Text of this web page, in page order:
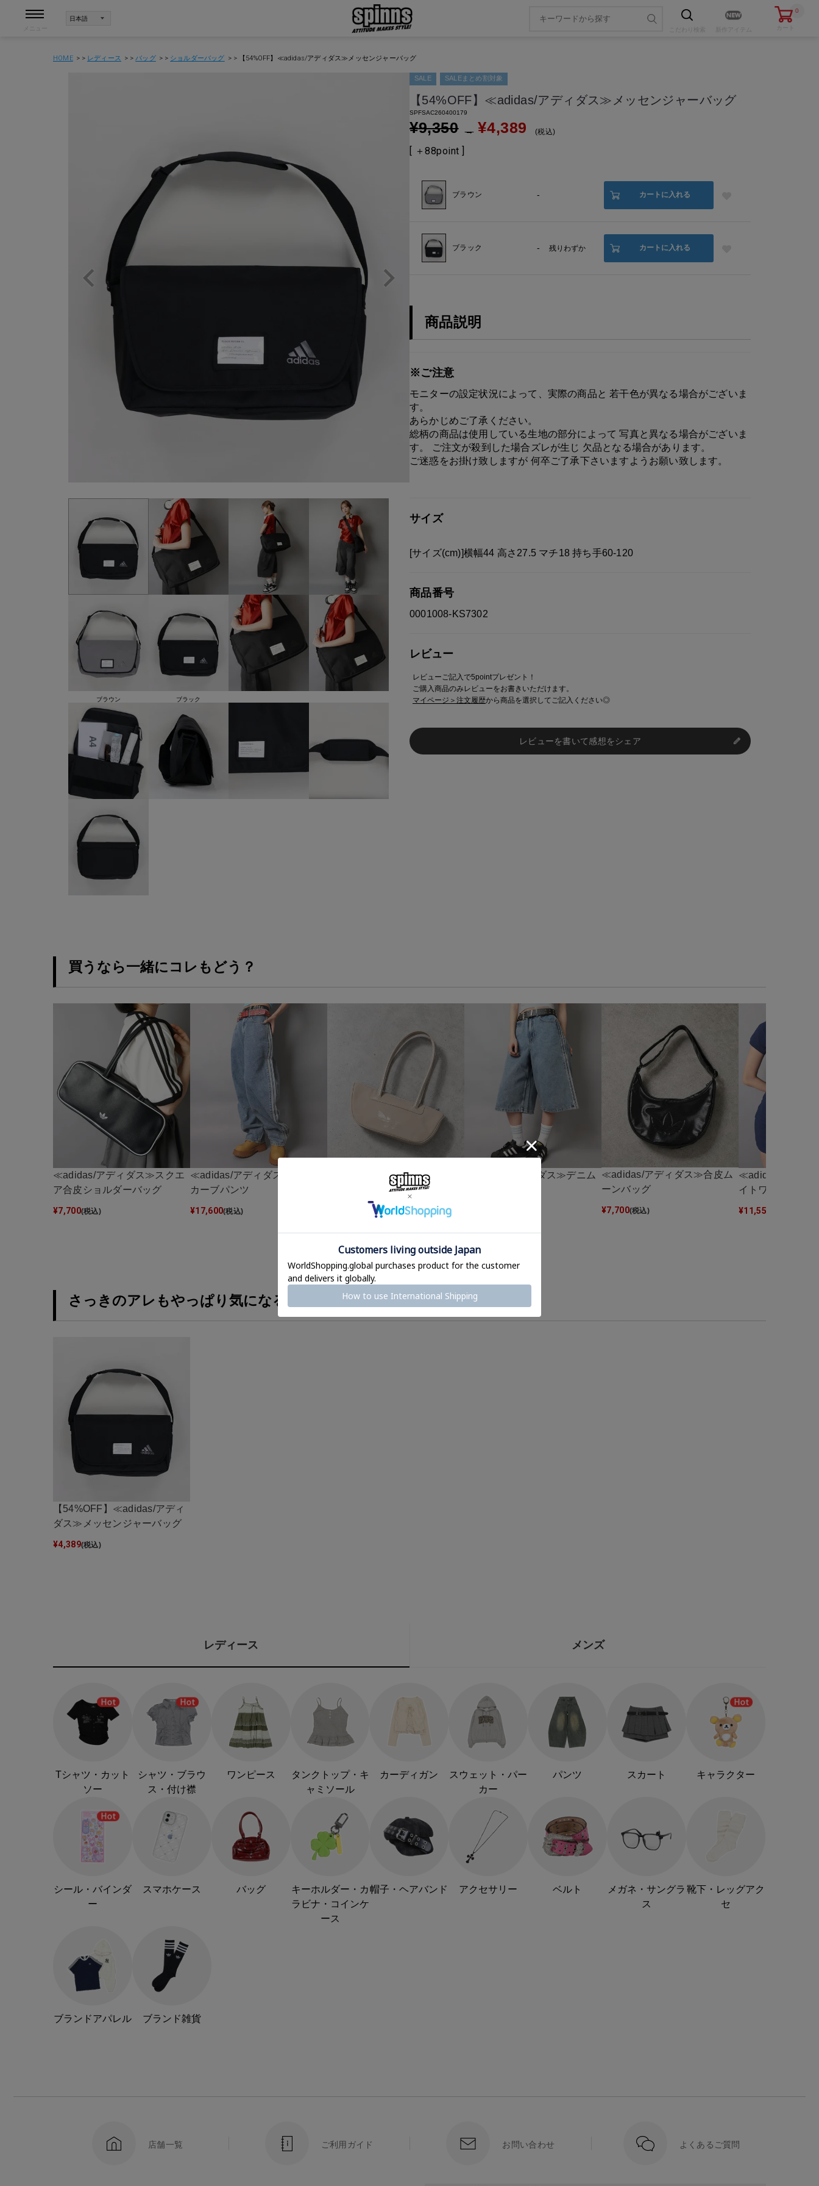
0
カート
HOME レディース バッグ ショルダーバッグ 【54%OFF】≪adidas/アディダス≫メッセンジャーバッグ
SALE SALEまとめ割対象
【54%OFF】≪adidas/アディダス≫メッセンジャーバッグ
SPFSAC260400179
¥9,350 → ¥4,389 税込
[ ＋88point ]
ブラウン - カートに入れる
ブラック - 残りわずか カートに入れる
商品説明
※ご注意
モニターの設定状況によって、実際の商品と 若干色が異なる場合がございま
す。
あらかじめご了承ください。
総柄の商品は使用している生地の部分によって 写真と異なる場合がございま
す。 ご注文が殺到した場合ズレが生じ 欠品となる場合があります。
ご迷惑をお掛け致しますが 何卒ご了承下さいますようお願い致します。
サイズ
[サイズ(cm)]横幅44 高さ27.5 マチ18 持ち手60-120
商品番号
0001008-KS7302
レビュー
レビューご記入で5pointプレゼント！
ご購入商品のみレビューをお書きいただけます。
マイページ＞注文履歴から商品を選択してご記入ください◎
レビューを書いて感想をシェア
ブラウン ブラック
買うなら一緒にコレもどう？
≪adidas/アディダス≫スクエ
ア合皮ショルダーバッグ
¥7,700(税込)
≪adidas/アディダス≫デニム
カーブパンツ
¥17,600(税込)
≪adidas/アディダス≫合皮ボ
ウリングバッグ
(税込)
≪adidas/アディダス≫デニム
≪adidas/アディダス≫合皮ム
ーンバッグ
¥7,700(税込)
≪adidas/アディ
イトワンピース
¥11,550
さっきのアレもやっぱり気になる？
【54%OFF】≪adidas/アディ
ダス≫メッセンジャーバッグ
¥4,389(税込)
レディース メンズ
Tシャツ・カット
ソー
シャツ・ブラウ
ス・付け襟
ワンピース
タンクトップ・キ
ャミソール
カーディガン
スウェット・パー
カー
パンツ スカート キャラクター
シール・バインダ
ー
スマホケース バッグ
キーホルダー・カ
ラビナ・コインケ
ース
帽子・ヘアバンド アクセサリー ベルト
メガネ・サングラ
ス
靴下・レッグアク
セ
ブランドアパレル ブランド雑貨
店舗一覧 ご利用ガイド お問い合わせ よくあるご質問